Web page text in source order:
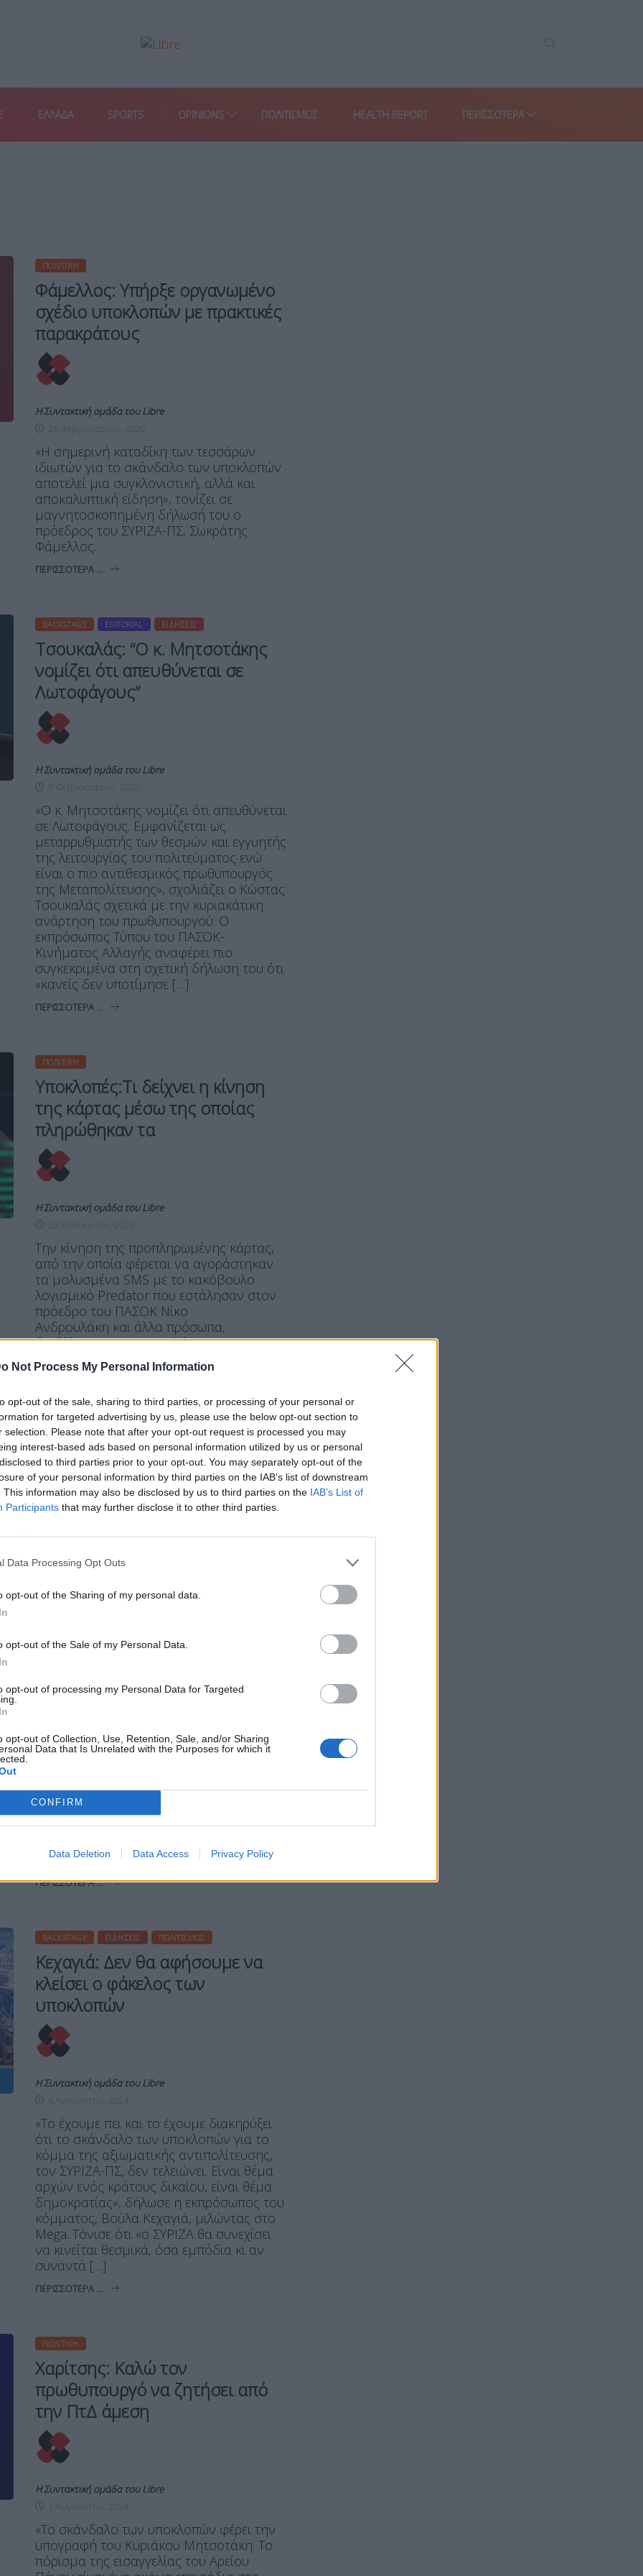
Not Process My Personal Information
opt-out of the sale, sharing to third parties, or processing of your personal or
for targeted advertising by us, please use the below opt-out section to
selection. Please note that after your opt-out request is processed you may
interest-based ads based on personal information utilized by us or personal
to third parties prior to your opt-out. You may separately opt-out of the
of your personal information by third parties on the IAB’s list of downstream
This information may also be disclosed by us to third parties on the IAB’s List of
Participants that may further disclose it to other third parties.
Data Processing Opt Outs
opt-out of the Sharing of my personal data.
opt-out of the Sale of my Personal Data.
opt-out of processing my Personal Data for Targeted
opt-out of Collection, Use, Retention, Sale, and/or Sharing
Data that Is Unrelated with the Purposes for which it
CONFIRM
Data Deletion Data Access Privacy Policy
ΕΛΛΑΔΑ SPORTS OPINIONS ΠΟΛΙΤΙΣΜΟΣ HEALTH REPORT ΠΕΡΙΣΣΌΤΕΡΑ
ΠΟΛΙΤΙΚΉ
Φάμελλος: Υπήρξε οργανωμένο
σχέδιο υποκλοπών με πρακτικές
παρακράτους
Η Συντακτική ομάδα του Libre
«Η σημερινή καταδίκη των τεσσάρων
ιδιωτών για το σκάνδαλο των υποκλοπών
αποτελεί μια συγκλονιστική, αλλά και
αποκαλυπτική είδηση», τονίζει σε
μαγνητοσκοπημένη δήλωσή του ο
πρόεδρος του ΣΥΡΙΖΑ-ΠΣ, Σωκράτης
Φάμελλος.
ΠΕΡΙΣΣΌΤΕΡΑ ...
BACKSTAGE EDITORIAL ΕΙΔΉΣΕΙΣ
Τσουκαλάς: “Ο κ. Μητσοτάκης
νομίζει ότι απευθύνεται σε
Λωτοφάγους”
Η Συντακτική ομάδα του Libre
«Ο κ. Μητσοτάκης νομίζει ότι απευθύνεται
σε Λωτοφάγους. Εμφανίζεται ως
μεταρρυθμιστής των θεσμών και εγγυητής
της λειτουργίας του πολιτεύματος ενώ
είναι ο πιο αντιθεσμικός πρωθυπουργός
της Μεταπολίτευσης», σχολιάζει ο Κώστας
Τσουκαλάς σχετικά με την κυριακάτικη
ανάρτηση του πρωθυπουργού. Ο
εκπρόσωπος Τύπου του ΠΑΣΟΚ-
Κινήματος Αλλαγής αναφέρει πιο
συγκεκριμένα στη σχετική δήλωση του ότι
«κανείς δεν υποτίμησε […]
ΠΕΡΙΣΣΌΤΕΡΑ ...
ΠΟΛΙΤΙΚΉ
Υποκλοπές:Τι δείχνει η κίνηση
της κάρτας μέσω της οποίας
πληρώθηκαν τα
Η Συντακτική ομάδα του Libre
Την κίνηση της προπληρωμένης κάρτας,
από την οποία φέρεται να αγοράστηκαν
τα μολυσμένα SMS με το κακόβουλο
λογισμικό Predator που εστάλησαν στον
πρόεδρο του ΠΑΣΟΚ Νίκο
Ανδρουλάκη και άλλα πρόσωπα,
διαβίβασε στο Μονομελές
Πλημμελειοδικείο, ενώπιον του οποίου
δικάζονται για τις υποκλοπές τέσσερις
απόφασης του δικαστηρίου να ζητήσει τα
συγκεκριμένα στοιχεία, η Τράπεζα έστειλε
την […]
ΠΕΡΙΣΣΌΤΕΡΑ ...
Τσουκαλάς: Δεν υπάρχει
βεντέτα Ανδρουλάκη
τον Πρωθυπουργό Κυριάκο Μητσοτάκη, ο
πρόεδρος του ΠΑΣΟΚ Νίκος Ανδρουλάκης
που μέσω χρεωστικής κάρτας φέρεται να
πλήρωσε τα sms με τα οποία τέθηκαν υπό
παρακολούθηση με Predator πολιτικά
πρόσωπα και δημοσιογράφοι. Στη
μήνυση ζητά, σύμφωνα με “ΤΑ […]
ΠΕΡΙΣΣΌΤΕΡΑ ...
BACKSTAGE ΕΙΔΉΣΕΙΣ ΠΟΛΙΤΙΣΜΌΣ
Κεχαγιά: Δεν θα αφήσουμε να
κλείσει ο φάκελος των
υποκλοπών
Η Συντακτική ομάδα του Libre
«Το έχουμε πει και το έχουμε διακηρύξει
ότι το σκάνδαλο των υποκλοπών για το
κόμμα της αξιωματικής αντιπολίτευσης,
τον ΣΥΡΙΖΑ-ΠΣ, δεν τελειώνει. Είναι θέμα
αρχών ενός κράτους δικαίου, είναι θέμα
δημοκρατίας», δήλωσε η εκπρόσωπος του
κόμματος, Βούλα Κεχαγιά, μιλώντας στο
Mega. Τόνισε ότι «ο ΣΥΡΙΖΑ θα συνεχίσει
να κινείται θεσμικά, όσα εμπόδια κι αν
συναντά […]
ΠΕΡΙΣΣΌΤΕΡΑ ...
ΠΟΛΙΤΙΚΉ
Χαρίτσης: Καλώ τον
πρωθυπουργό να ζητήσει από
την ΠτΔ άμεση
Η Συντακτική ομάδα του Libre
«Το σκάνδαλο των υποκλοπών φέρει την
υπογραφή του Κυριάκου Μητσοτάκη. Το
πόρισμα της εισαγγελίας του Αρείου